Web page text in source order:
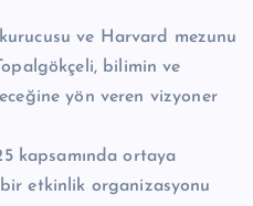
ve Harvard mezunu
bilimin ve
yön veren vizyoner
kapsamında ortaya
bir etkinlik organizasyonu